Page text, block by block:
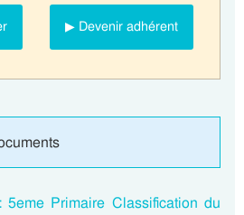
▶ Devenir adhérent
Primaire Classification du